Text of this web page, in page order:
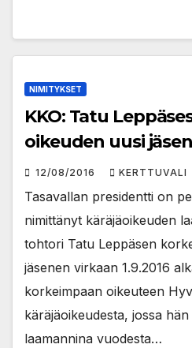
NIMITYKSET
KKO: Tatu
oikeuden uusi jäsen
12/08/2016 KERTTUVALI
Tasavallan presidentti on
nimittänyt käräjäoikeuden
tohtori Tatu Leppäsen
jäsenen virkaan 1.9.2016
korkeimpaan oikeuteen
käräjäoikeudesta, jossa
laamannina vuodesta…